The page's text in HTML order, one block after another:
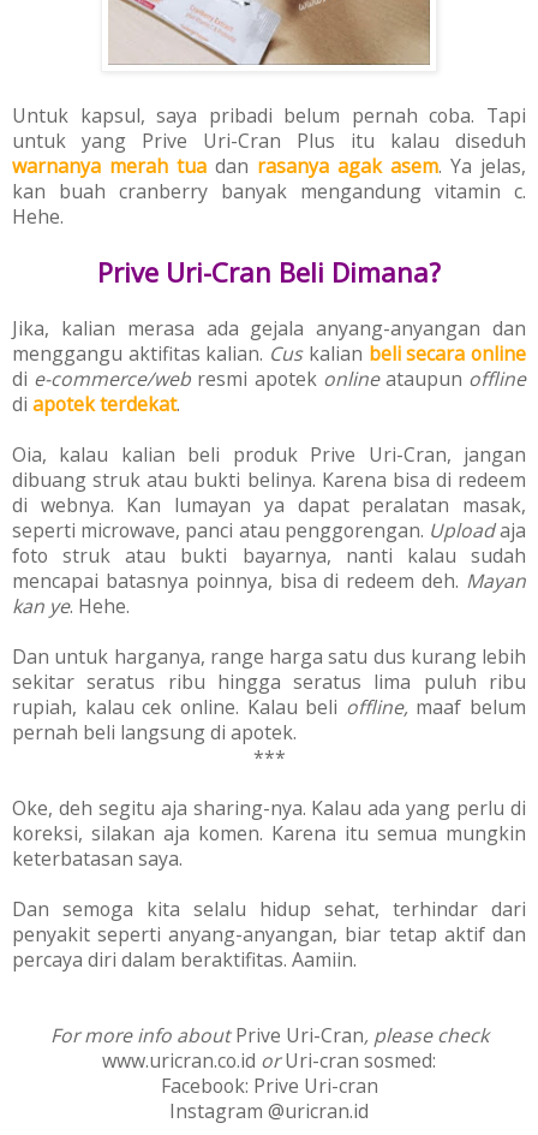
Untuk kapsul, saya pribadi belum pernah coba. Tapi
untuk yang Prive Uri-Cran Plus itu kalau diseduh
warnanya merah tua dan rasanya agak asem. Ya jelas,
kan buah cranberry banyak mengandung vitamin c.
Hehe.
Prive Uri-Cran Beli Dimana?
Jika, kalian merasa ada gejala anyang-anyangan dan
menggangu aktifitas kalian. Cus kalian beli secara online
di e-commerce/web resmi apotek onlineataupun offline
di apotek terdekat.
Oia, kalau kalian beli produk Prive Uri-Cran, jangan
dibuang struk atau bukti belinya. Karena bisa di redeem
di webnya. Kan lumayan ya dapat peralatan masak,
seperti microwave, panci atau penggorengan. Uploadaja
foto struk atau bukti bayarnya, nanti kalau sudah
mencapai batasnya poinnya, bisa di redeem deh. Mayan
kan ye. Hehe.
Dan untuk harganya, range harga satu dus kurang lebih
sekitar seratus ribu hingga seratus lima puluh ribu
rupiah, kalau cek online. Kalau beli offline, maaf belum
pernah beli langsung di apotek.
***
Oke, deh segitu aja sharing-nya. Kalau ada yang perlu di
koreksi, silakan aja komen. Karena itu semua mungkin
keterbatasan saya.
Dan semoga kita selalu hidup sehat, terhindar dari
penyakit seperti anyang-anyangan, biar tetap aktif dan
percaya diri dalam beraktifitas. Aamiin.
For more info aboutPrive Uri-Cran, please check
www.uricran.co.id orUri-cran sosmed:
Facebook: Prive Uri-cran
Instagram @uricran.id